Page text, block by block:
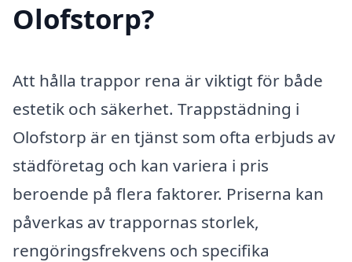
Olofstorp?
Att hålla trappor rena är viktigt för både
estetik och säkerhet. Trappstädning i
Olofstorp är en tjänst som ofta erbjuds av
städföretag och kan variera i pris
beroende på flera faktorer. Priserna kan
påverkas av trappornas storlek,
rengöringsfrekvens och specifika